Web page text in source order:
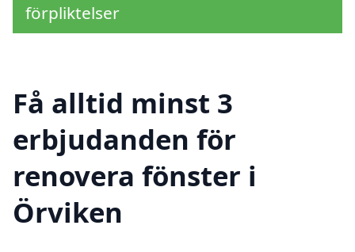
förpliktelser
Få alltid minst 3
erbjudanden för
renovera fönster i
Örviken